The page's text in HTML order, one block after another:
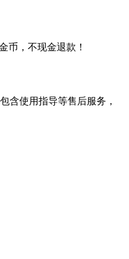
币，不现金退款！
含使用指导等售后服务，